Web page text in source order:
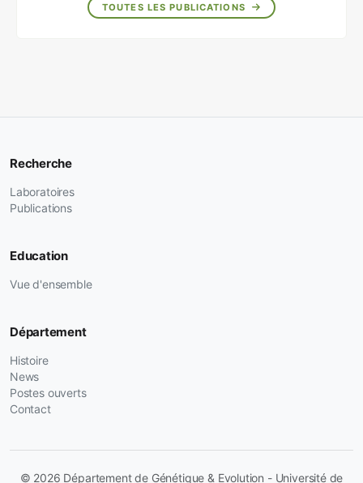
TOUTES LES PUBLICATIONS
Recherche
Laboratoires
Publications
Education
Vue d'ensemble
Département
Histoire
News
Postes ouverts
Contact
© 2026 Département de Génétique & Evolution - Université de